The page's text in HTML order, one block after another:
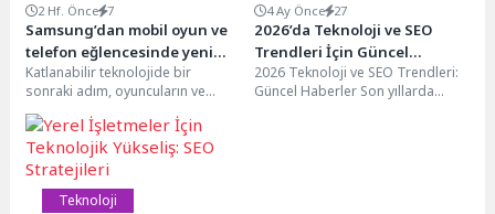
2 Hf. Önce 7
Samsung’dan mobil oyun ve
telefon eğlencesinde yeni
dönemin sinyali: “Ekranın
sınırı yok”
Katlanabilir teknolojide bir
sonraki adım, oyuncuların ve
içerik tüketicilerin beklediği
deneyimi getirmeye
hazırlanıyor. Teknoloji devi
Samsung...
4 Ay Önce 27
2026’da Teknoloji ve SEO
Trendleri İçin Güncel
Haberler
2026 Teknoloji ve SEO Trendleri:
Güncel Haberler Son yıllarda
Teknoloji